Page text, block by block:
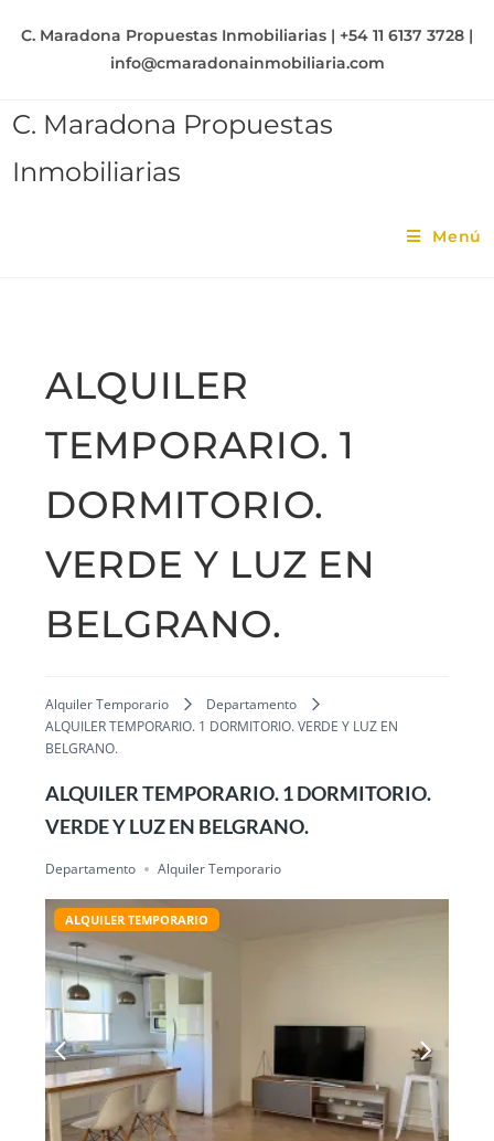
C. Maradona Propuestas Inmobiliarias | +54 11 6137 3728 |
info@cmaradonainmobiliaria.com
C. Maradona Propuestas
Inmobiliarias
Menú
ALQUILER
TEMPORARIO. 1
DORMITORIO.
VERDE Y LUZ EN
BELGRANO.
Alquiler Temporario
Departamento
ALQUILER TEMPORARIO. 1 DORMITORIO. VERDE Y LUZ EN
BELGRANO.
ALQUILER TEMPORARIO. 1 DORMITORIO.
VERDE Y LUZ EN BELGRANO.
Departamento Alquiler Temporario
ALQUILER TEMPORARIO